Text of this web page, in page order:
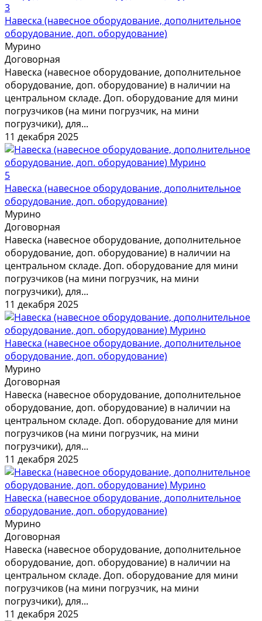
3
Навеска (навесное оборудование, дополнительное
оборудование, доп. оборудование)
Мурино
Договорная
Навеска (навесное оборудование, дополнительное
оборудование, доп. оборудование) в наличии на
центральном складе. Доп. оборудование для мини
погрузчиков (на мини погрузчик, на мини
погрузчики), для...
11 декабря 2025
5
Навеска (навесное оборудование, дополнительное
оборудование, доп. оборудование)
Мурино
Договорная
Навеска (навесное оборудование, дополнительное
оборудование, доп. оборудование) в наличии на
центральном складе. Доп. оборудование для мини
погрузчиков (на мини погрузчик, на мини
погрузчики), для...
11 декабря 2025
Навеска (навесное оборудование, дополнительное
оборудование, доп. оборудование)
Мурино
Договорная
Навеска (навесное оборудование, дополнительное
оборудование, доп. оборудование) в наличии на
центральном складе. Доп. оборудование для мини
погрузчиков (на мини погрузчик, на мини
погрузчики), для...
11 декабря 2025
Навеска (навесное оборудование, дополнительное
оборудование, доп. оборудование)
Мурино
Договорная
Навеска (навесное оборудование, дополнительное
оборудование, доп. оборудование) в наличии на
центральном складе. Доп. оборудование для мини
погрузчиков (на мини погрузчик, на мини
погрузчики), для...
11 декабря 2025